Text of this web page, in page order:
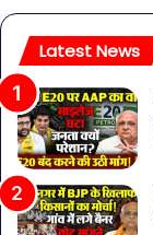
Latest News